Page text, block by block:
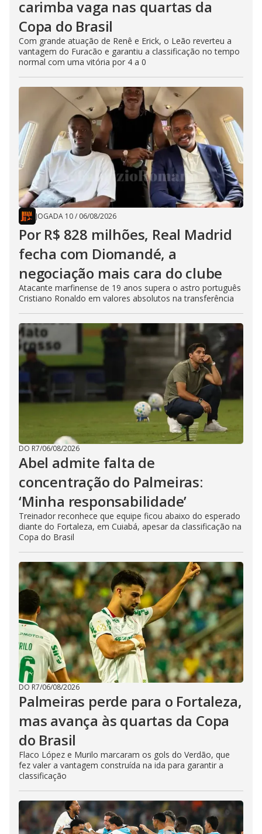
carimba vaga nas quartas da
Copa do Brasil
Com grande atuação de Renê e Erick, o Leão reverteu a
vantagem do Furacão e garantiu a classificação no tempo
normal com uma vitória por 4 a 0
JOGADA 10/ 06/08/2026
Por R$ 828 milhões, Real Madrid
fecha com Diomandé, a
negociação mais cara do clube
Atacante marfinense de 19 anos supera o astro português
Cristiano Ronaldo em valores absolutos na transferência
DO R7/06/08/2026
Abel admite falta de
concentração do Palmeiras:
‘Minha responsabilidade’
Treinador reconhece que equipe ficou abaixo do esperado
diante do Fortaleza, em Cuiabá, apesar da classificação na
Copa do Brasil
DO R7/06/08/2026
Palmeiras perde para o Fortaleza,
mas avança às quartas da Copa
do Brasil
Flaco López e Murilo marcaram os gols do Verdão, que
fez valer a vantagem construída na ida para garantir a
classificação